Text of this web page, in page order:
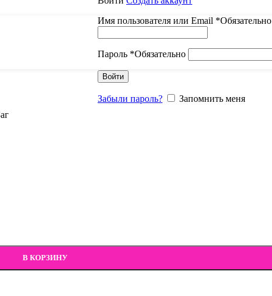
Имя пользователя или Email *Обязательно
Пароль *Обязательно
Войти
Забыли пароль? Запомнить меня
В КОРЗИНУ